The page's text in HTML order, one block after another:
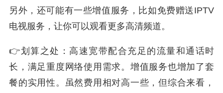
另外，还可能有一些增值服务，比如免费赠送IPTV
电视服务，让你可以观看更多高清频道。
👉划算之处：高速宽带配合充足的流量和通话时
长，满足重度网络使用需求。增值服务也增加了套
餐的实用性。虽然费用相对高一些，但综合来看，